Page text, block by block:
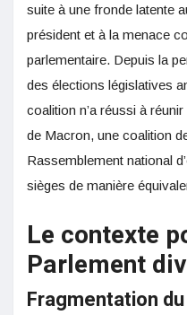
suite à une fronde latente
président et à la menace
parlementaire. Depuis la
des élections législatives
coalition n’a réussi à
de Macron, une coalition
Rassemblement national
sièges de manière
Le contexte
Parlement
Fragmentation